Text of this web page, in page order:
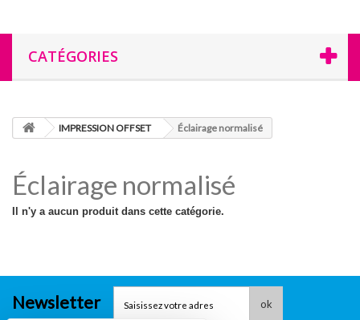
CATÉGORIES
IMPRESSION OFFSET Éclairage normalisé
Éclairage normalisé
Il n'y a aucun produit dans cette catégorie.
Newsletter ok